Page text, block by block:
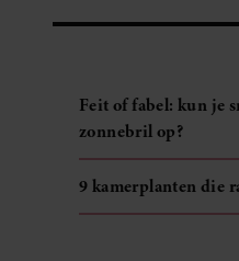
Feit of fabel: kun je
zonnebril op?
9 kamerplanten die